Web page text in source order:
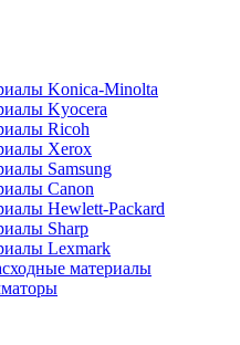
Konica-Minolta
Kyocera
Ricoh
Xerox
Samsung
Canon
Hewlett-Packard
Sharp
Lexmark
материалы